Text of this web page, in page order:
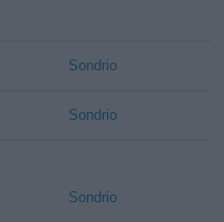
Sondrio
Sondrio
Sondrio